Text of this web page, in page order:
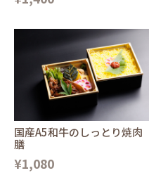
国産A5和牛のしっとり焼肉
膳
¥1,080